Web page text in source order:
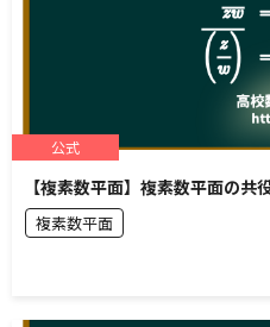
【複素数平面】複素数平面の共
複素数平面
公式